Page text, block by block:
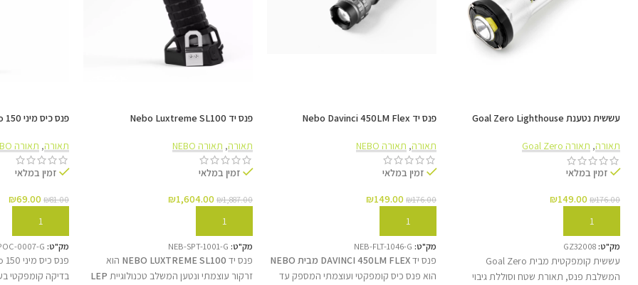
וזמינות גבוהה. סוללת הליתיום-יון 2200mAh מספקת זמן עבודה של עד 32 שעות במצבי צריכה נמוכה.
עששית נטענת Goal Zero Lighthouse
תאורה, תאורה Goal Zero
זמין במלאי
₪176.00
₪149.00
הוספה לסל
מק"ט:GZ32008
עששית קומפקטית מבית Goal Zero
המשלבת פנס, תאורת שטח וסוללת גיבוי
פנס יד Nebo Davinci 450LM Flex
תאורה, תאורה NEBO
זמין במלאי
₪176.00
₪149.00
הוספה לסל
מק"ט: NEB-FLT-1046-G
פנס ידDAVINCI 450LM FLEX מבית NEBO
הוא פנס כיס קומפקטי ועוצמתי המספק עד
פנס יד Nebo Luxtreme SL100
תאורה, תאורה NEBO
זמין במלאי
₪1,887.00
₪1,604.00
הוספה לסל
מק"ט: NEB-SPT-1001-G
פנס יד NEBO LUXTREME SL100 הוא
זרקור עוצמתי ונטען המשלב טכנולוגיית LEP
פנס כיס מיני Nebo Columbo 150
תאורה, תאורה NEBO
זמין במלאי
₪81.00
₪69.00
הוספה לסל
מק"ט: 0007-G